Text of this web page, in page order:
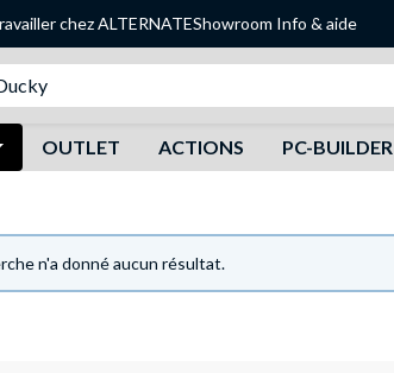
chez ALTERNATEShowroom Info & aide
OUTLET ACTIONS PC-BUILDER
n'a donné aucun résultat.